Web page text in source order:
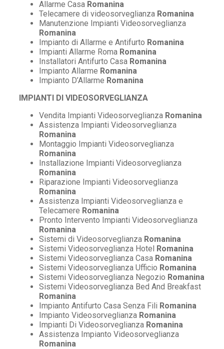
Allarme Casa Romanina
Telecamere di videosorveglianza Romanina
Manutenzione Impianti Videosorveglianza
Romanina
Impianto di Allarme e Antifurto Romanina
Impianti Allarme Roma Romanina
Installatori Antifurto Casa Romanina
Impianto Allarme Romanina
Impianto D’Allarme Romanina
IMPIANTI DI VIDEOSORVEGLIANZA
Vendita Impianti Videosorveglianza Romanina
Assistenza Impianti Videosorveglianza
Romanina
Montaggio Impianti Videosorveglianza
Romanina
Installazione Impianti Videosorveglianza
Romanina
Riparazione Impianti Videosorveglianza
Romanina
Assistenza Impianti Videosorveglianza e
Telecamere Romanina
Pronto Intervento Impianti Videosorveglianza
Romanina
Sistemi di Videosorveglianza Romanina
Sistemi Videosorveglianza Hotel Romanina
Sistemi Videosorveglianza Casa Romanina
Sistemi Videosorveglianza Ufficio Romanina
Sistemi Videosorveglianza Negozio Romanina
Sistemi Videosorveglianza Bed And Breakfast
Romanina
Impianto Antifurto Casa Senza Fili Romanina
Impianto Videosorveglianza Romanina
Impianti Di Videosorveglianza Romanina
Assistenza Impianto Videosorveglianza
Romanina